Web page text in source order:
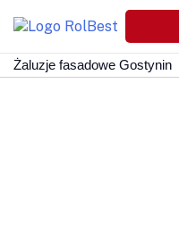
Żaluzje fasadowe Gostynin